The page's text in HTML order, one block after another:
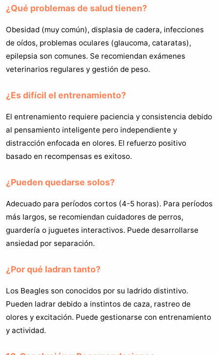
¿Qué problemas de salud tienen?
Obesidad (muy común), displasia de cadera, infecciones
de oídos, problemas oculares (glaucoma, cataratas),
epilepsia son comunes. Se recomiendan exámenes
veterinarios regulares y gestión de peso.
¿Es difícil el entrenamiento?
El entrenamiento requiere paciencia y consistencia debido
al pensamiento inteligente pero independiente y
distracción enfocada en olores. El refuerzo positivo
basado en recompensas es exitoso.
¿Pueden quedarse solos?
Adecuado para períodos cortos (4-5 horas). Para períodos
más largos, se recomiendan cuidadores de perros,
guardería o juguetes interactivos. Puede desarrollarse
ansiedad por separación.
¿Por qué ladran tanto?
Los Beagles son conocidos por su ladrido distintivo.
Pueden ladrar debido a instintos de caza, rastreo de
olores y excitación. Puede gestionarse con entrenamiento
y actividad.